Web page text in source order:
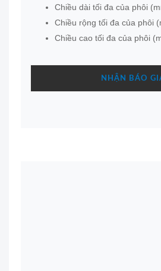
Chiều dài tối đa của phôi
Chiều rộng tối đa của phôi
Chiều cao tối đa của phôi
NHẬN BÁO